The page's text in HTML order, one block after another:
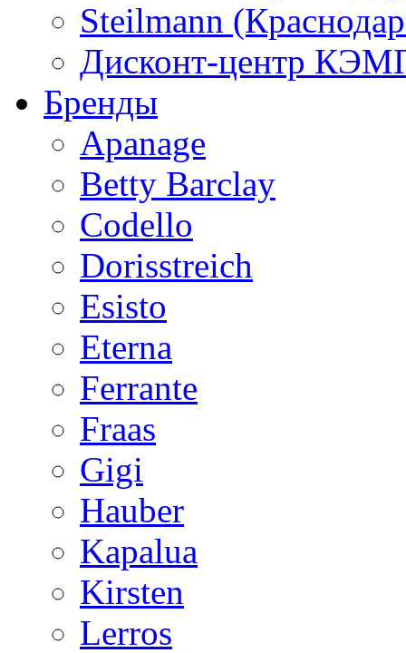
Steilmann
Дисконт-центр
Бренды
Apanage
Betty Barclay
Codello
Dorisstreich
Esisto
Eterna
Ferrante
Fraas
Gigi
Hauber
Kapalua
Kirsten
Lerros